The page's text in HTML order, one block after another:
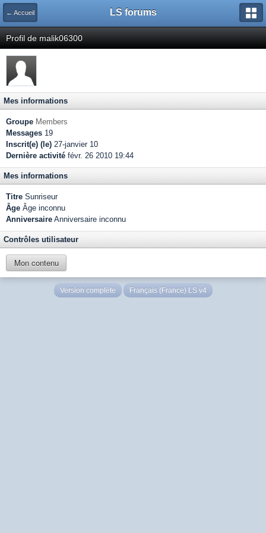
← Accueil LS forums
Profil de malik06300
Mes informations
Groupe Members
Messages 19
Inscrit(e) (le) 27-janvier 10
Dernière activité févr. 26 2010 19:44
Mes informations
Titre Sunriseur
Âge Âge inconnu
Anniversaire Anniversaire inconnu
Contrôles utilisateur
Mon contenu
Version complète Français (France) LS v4